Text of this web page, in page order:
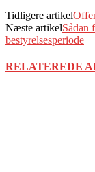
Tidligere artikel
Næste artikelSådan
bestyrelsesperiode
RELATEREDE